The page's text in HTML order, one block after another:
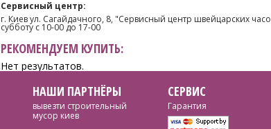
Сервисный центр:
г. Киев ул. Сагайдачного, 8, "Сервисный центр швейцарских
субботу с 10-00 до 17-00
РЕКОМЕНДУЕМ КУПИТЬ:
Нет результатов.
НАШИ ПАРТНЁРЫ
вывезти строительный
мусор киев
СЕРВИС
Гарантия